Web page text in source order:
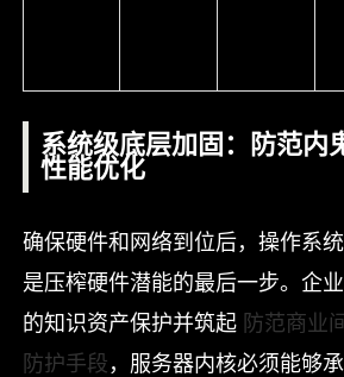
系统级底层加固：防范内
性能优化
确保硬件和网络到位后，操作系
是压榨硬件潜能的最后一步。企
的知识资产保护并筑起 防范商业
防护手段 ，服务器内核必须能够承